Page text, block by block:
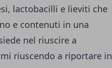
lactobacilli e lieviti che
e contenuti in una
nel riuscire a
riuscendo a riportare in